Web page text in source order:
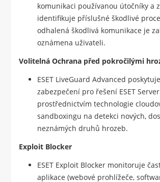
komunikaci používanou útočníky a
identifikuje příslušné škodlivé
odhalená škodlivá komunikace je
oznámena uživateli.
Volitelná Ochrana před pokročilými
ESET LiveGuard Advanced
zabezpečení pro řešení ESET
prostřednictvím technologie
sandboxingu na detekci nových,
neznámých druhů hrozeb.
Exploit Blocker
ESET Exploit Blocker monitoruje
aplikace (webové prohlížeče,